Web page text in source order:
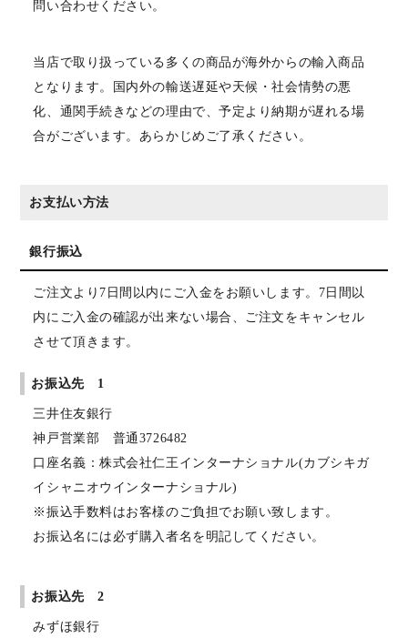
問い合わせください。
当店で取り扱っている多くの商品が海外からの輸入商品
となります。国内外の輸送遅延や天候・社会情勢の悪
化、通関手続きなどの理由で、予定より納期が遅れる場
合がございます。あらかじめご了承ください。
お支払い方法
銀行振込
ご注文より7日間以内にご入金をお願いします。7日間以
内にご入金の確認が出来ない場合、ご注文をキャンセル
させて頂きます。
お振込先 1
三井住友銀行
神戸営業部 普通3726482
口座名義：株式会社仁王インターナショナル(カブシキガ
イシャニオウインターナショナル)
※振込手数料はお客様のご負担でお願い致します。
お振込名には必ず購入者名を明記してください。
お振込先 2
みずほ銀行